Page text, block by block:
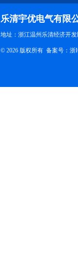
乐清宇优电气有限
地址：浙江温州乐清经济开
© 2026 版权所有 备案号：浙